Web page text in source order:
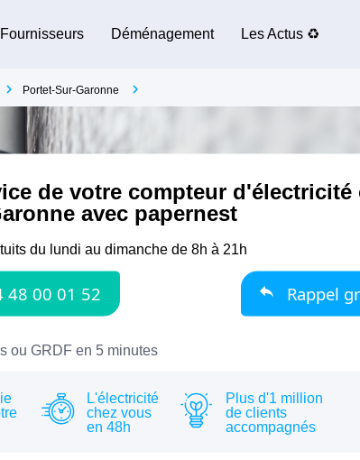
Fournisseurs Déménagement Les Actus ♻️
Portet-Sur-Garonne